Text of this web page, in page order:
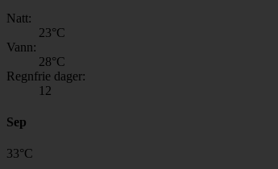
Natt:
23°C
Vann:
28°C
Regnfrie dager:
12
Sep
33°C